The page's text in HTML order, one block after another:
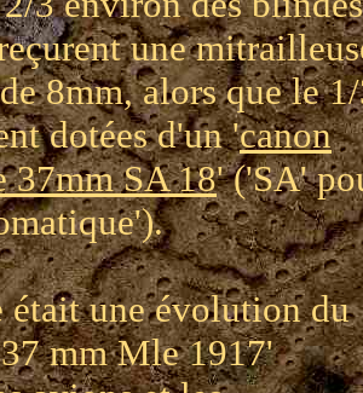
une
8mm, alors que le
dotées d'un 'canon
37mm SA 18' ('SA'
était une évolution du
mm Mle 1917'